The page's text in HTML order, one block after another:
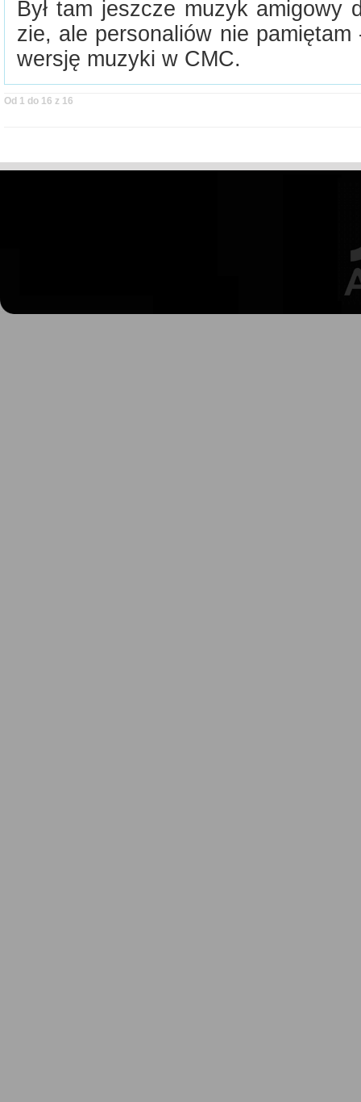
Był tam jeszcze muzyk amigowy
zie, ale personaliów nie pamiętam
wersję muzyki w CMC.
Od 1 do 16 z 16